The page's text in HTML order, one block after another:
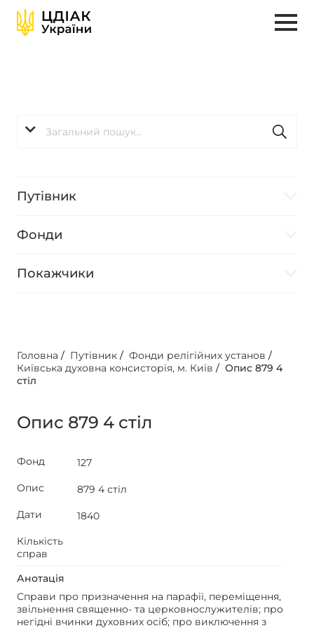
Путівник
Фонди
Покажчики
Головна / Путівник / Фонди релігійних установ /
Київська духовна консисторія, м. Київ / Опис 879 4
стіл
Опис 879 4 стіл
Фонд
127
Опис
879 4 стіл
Дати
1840
Кількість
справ
Анотація
Справи про призначення на парафії, переміщення,
звільнення священно- та церковнослужителів; про
негідні вчинки духовних осіб; про виключення з